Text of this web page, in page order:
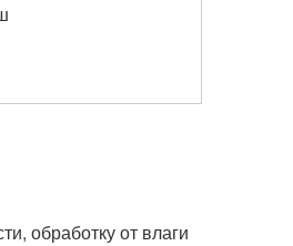
обработку от влаги